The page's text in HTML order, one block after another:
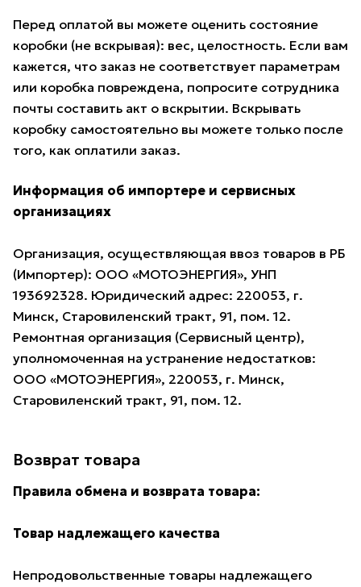
Перед оплатой вы можете оценить состояние
коробки (не вскрывая): вес, целостность. Если вам
кажется, что заказ не соответствует параметрам
или коробка повреждена, попросите сотрудника
почты составить акт о вскрытии. Вскрывать
коробку самостоятельно вы можете только после
того, как оплатили заказ.
Информация об импортере и сервисных
организациях
Организация, осуществляющая ввоз товаров в РБ
(Импортер): ООО «МОТОЭНЕРГИЯ», УНП
193692328. Юридический адрес: 220053, г.
Минск, Старовиленский тракт, 91, пом. 12.
Ремонтная организация (Сервисный центр),
уполномоченная на устранение недостатков:
ООО «МОТОЭНЕРГИЯ», 220053, г. Минск,
Старовиленский тракт, 91, пом. 12.
Возврат товара
Правила обмена и возврата товара:
Товар надлежащего качества
Непродовольственные товары надлежащего